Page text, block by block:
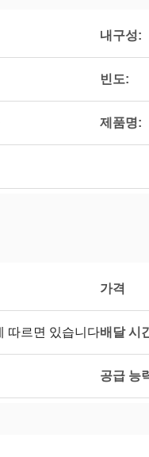
내구성:
빈도:
제품명:
가격
따르면 있습니다배달 시
공급 능